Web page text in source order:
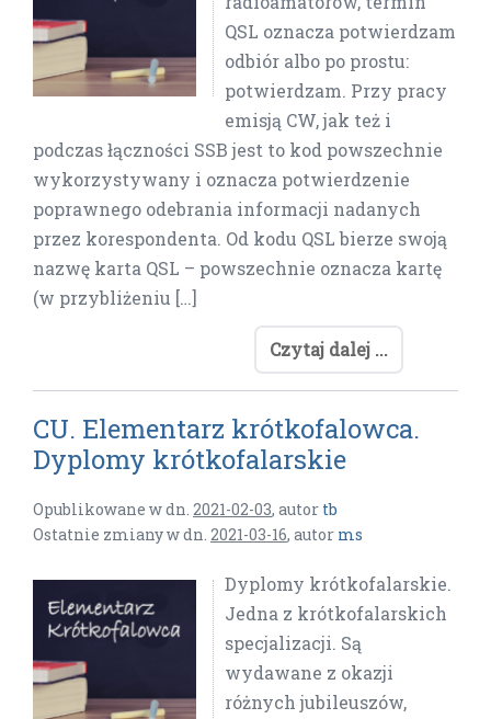
QSL oznacza potwierdzam
odbiór albo po prostu:
potwierdzam. Przy pracy
emisją CW, jak też i
podczas łączności SSB jest to kod powszechnie
wykorzystywany i oznacza potwierdzenie
poprawnego odebrania informacji nadanych
przez korespondenta. Od kodu QSL bierze swoją
nazwę karta QSL – powszechnie oznacza kartę
(w przybliżeniu […]
Czytaj dalej ...
CU. Elementarz krótkofalowca.
Dyplomy krótkofalarskie
Opublikowane w dn. 2021-02-03, autor tb
Ostatnie zmiany w dn. 2021-03-16, autor ms
Dyplomy krótkofalarskie.
Jedna z krótkofalarskich
specjalizacji. Są
wydawane z okazji
różnych jubileuszów,